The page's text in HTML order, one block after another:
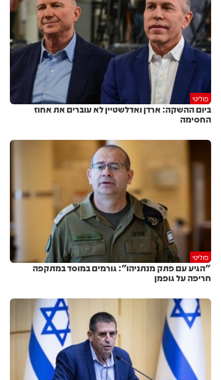
פוליטי
ביום ההשקה: ארדן ואדלשטיין לא עוברים את אחוז
החסימה
פוליטי
"הגיע עם פתק מנתניהו": גורמים במוסד במתקפה
חריפה על גופמן